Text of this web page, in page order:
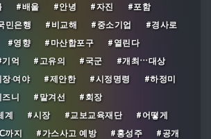
#배울 #안녕 #자진
#포함
민은행 #비교해 #중소기업
#경사로
#영향 #마산합포구
#열린다
기억 #고유의 #국군
#개최⋯대상
‧여야 #제안한 #시정명령
#하정미
즈니 #맡겨선
#회장
계
#시장 #교보교육재단
#어떻게
까지 #가스사고 예방 #홍성주
#공개